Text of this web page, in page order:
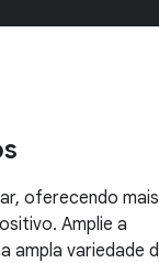
oferecendo mais
Amplie a
ampla variedade